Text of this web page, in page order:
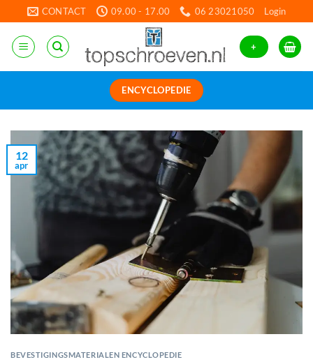
naar
inhoud
CONTACT 09.00 - 17.00 06 23021050 Login
+
ENCYCLOPEDIE
12
apr
BEVESTIGINGSMATERIALEN ENCYCLOPEDIE